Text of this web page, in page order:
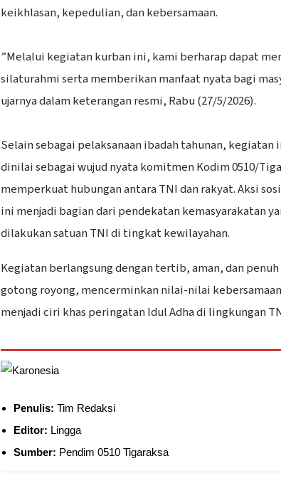
keikhlasan, kepedulian, dan kebersamaan.
‎”Melalui kegiatan kurban ini, kami berharap dapat
silaturahmi serta memberikan manfaat nyata bagi
ujarnya dalam keterangan resmi, Rabu (27/5/2026).
‎Selain sebagai pelaksanaan ibadah tahunan, kegiatan
dinilai sebagai wujud nyata komitmen Kodim 0510/
memperkuat hubungan antara TNI dan rakyat. Aksi
ini menjadi bagian dari pendekatan kemasyarakatan
dilakukan satuan TNI di tingkat kewilayahan.
‎Kegiatan berlangsung dengan tertib, aman, dan
gotong royong, mencerminkan nilai-nilai
menjadi ciri khas peringatan Idul Adha di lingkungan
Penulis: Tim Redaksi
Editor: Lingga
Sumber: Pendim 0510 Tigaraksa